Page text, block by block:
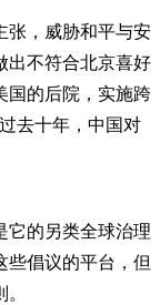
张，威胁和平与安
出不符合北京喜好
国的后院，实施跨
去十年，中国对
它的另类全球治理
些倡议的平台，但